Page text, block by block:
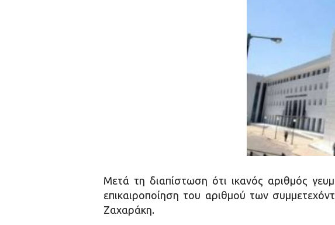
Μετά τη διαπίστωση ότι ικανός αριθμός
επικαιροποίηση του αριθμού των
Ζαχαράκη.